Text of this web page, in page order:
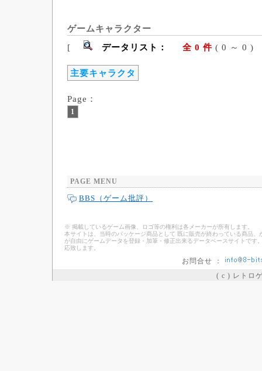
ゲームキャラクター
[
データリスト： 全 0 件 ( 0
主要キャラクタ
Page：
1
PAGE MENU
BBS（ゲーム批評）
※ 掲載しているゲーム画像、ロゴ等の権利は各メーカーが所有します。
本サイトは、当時のパッケージ商品として 既に販売が終わっている商品
が自由にゲームデータを登録・加筆・修正出来るデータベースサイトで
応致します。
お問合せ ：
( c ) レトロ